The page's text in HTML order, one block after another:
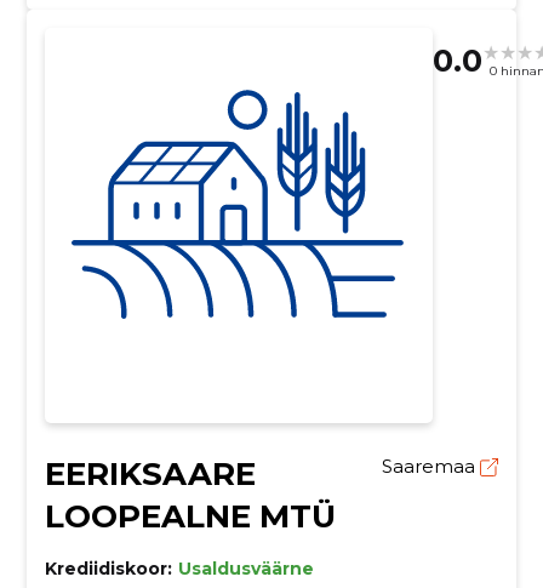
0.0 0
EERIKSAARE
LOOPEALNE MTÜ
Saaremaa
Krediidiskoor: Usaldusväärne